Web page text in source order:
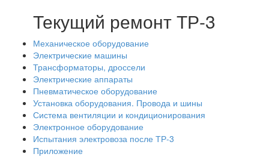
Текущий ремонт ТР-3
Механическое оборудование
Электрические машины
Трансформаторы, дроссели
Электрические аппараты
Пневматическое оборудование
Установка оборудования. Провода и шины
Система вентиляции и кондиционирования
Электронное оборудование
Испытания электровоза после ТР-3
Приложение